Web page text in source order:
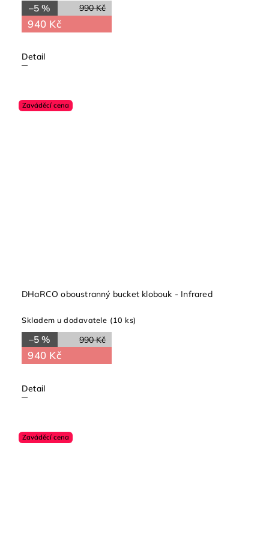
990 Kč
–5 %
940 Kč
Detail
Zaváděcí cena
DHaRCO oboustranný bucket klobouk - Infrared
Skladem u dodavatele (10 ks)
990 Kč
–5 %
940 Kč
Detail
Zaváděcí cena